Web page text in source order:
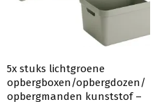
5x stuks lichtgroene
opbergboxen/opbergdozen/
opbergmanden kunststof –